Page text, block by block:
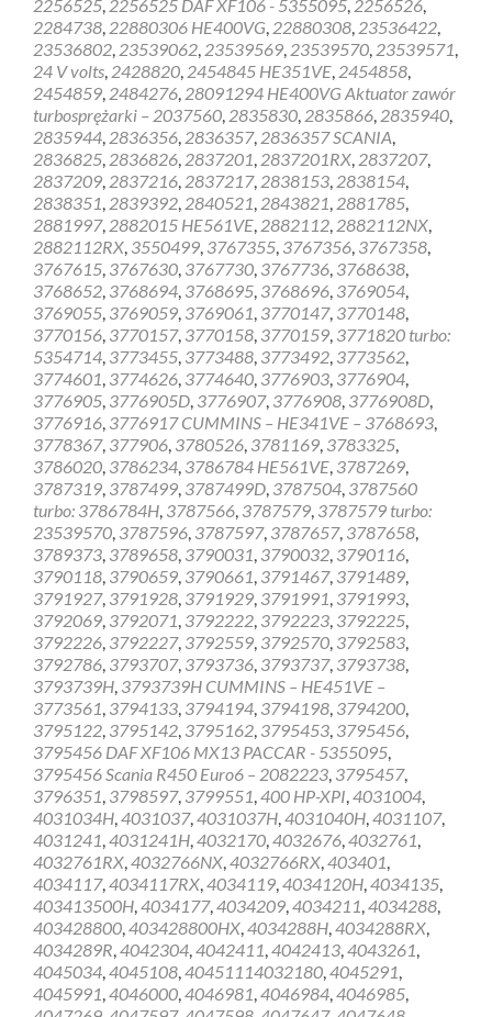
2256525, 2256525 DAF XF106 - 5355095, 2256526,
2284738, 22880306 HE400VG, 22880308, 23536422,
23536802, 23539062, 23539569, 23539570, 23539571,
24 V volts, 2428820, 2454845 HE351VE, 2454858,
2454859, 2484276, 28091294 HE400VG Aktuator zawór
turbosprężarki – 2037560, 2835830, 2835866, 2835940,
2835944, 2836356, 2836357, 2836357 SCANIA,
2836825, 2836826, 2837201, 2837201RX, 2837207,
2837209, 2837216, 2837217, 2838153, 2838154,
2838351, 2839392, 2840521, 2843821, 2881785,
2881997, 2882015 HE561VE, 2882112, 2882112NX,
2882112RX, 3550499, 3767355, 3767356, 3767358,
3767615, 3767630, 3767730, 3767736, 3768638,
3768652, 3768694, 3768695, 3768696, 3769054,
3769055, 3769059, 3769061, 3770147, 3770148,
3770156, 3770157, 3770158, 3770159, 3771820 turbo:
5354714, 3773455, 3773488, 3773492, 3773562,
3774601, 3774626, 3774640, 3776903, 3776904,
3776905, 3776905D, 3776907, 3776908, 3776908D,
3776916, 3776917 CUMMINS – HE341VE – 3768693,
3778367, 377906, 3780526, 3781169, 3783325,
3786020, 3786234, 3786784 HE561VE, 3787269,
3787319, 3787499, 3787499D, 3787504, 3787560
turbo: 3786784H, 3787566, 3787579, 3787579 turbo:
23539570, 3787596, 3787597, 3787657, 3787658,
3789373, 3789658, 3790031, 3790032, 3790116,
3790118, 3790659, 3790661, 3791467, 3791489,
3791927, 3791928, 3791929, 3791991, 3791993,
3792069, 3792071, 3792222, 3792223, 3792225,
3792226, 3792227, 3792559, 3792570, 3792583,
3792786, 3793707, 3793736, 3793737, 3793738,
3793739H, 3793739H CUMMINS – HE451VE –
3773561, 3794133, 3794194, 3794198, 3794200,
3795122, 3795142, 3795162, 3795453, 3795456,
3795456 DAF XF106 MX13 PACCAR - 5355095,
3795456 Scania R450 Euro6 – 2082223, 3795457,
3796351, 3798597, 3799551,400 HP-XPI,4031004,
4031034H,4031037,4031037H,4031040H,4031107,
4031241,4031241H,4032170,4032676,4032761,
4032761RX,4032766NX,4032766RX,403401,
4034117,4034117RX,4034119,4034120H,4034135,
403413500H,4034177,4034209,4034211,4034288,
403428800,403428800HX,4034288H,4034288RX,
4034289R,4042304,4042411,4042413,4043261,
4045034,4045108,40451114032180,4045291,
4045991,4046000,4046981,4046984,4046985,